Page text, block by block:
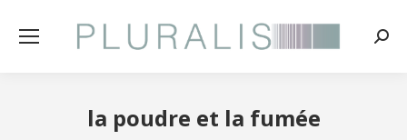
la poudre et la fumée